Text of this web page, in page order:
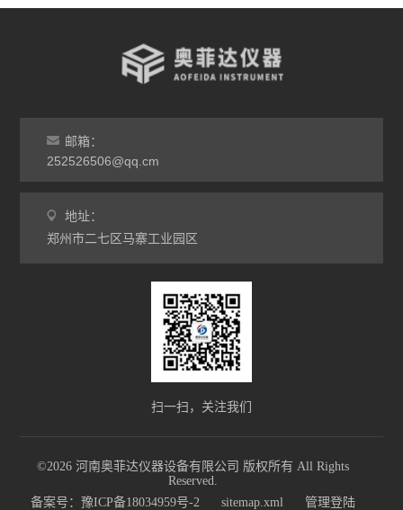
查看全部 >>
邮箱：
252526506@qq.cm
地址：
郑州市二七区马寨工业园区
扫一扫，关注我们
©2026 河南奥菲达仪器设备有限公司 版权所有 All Rights
Reserved.
备案号：豫ICP备18034959号-2
sitemap.xml 管理登陆